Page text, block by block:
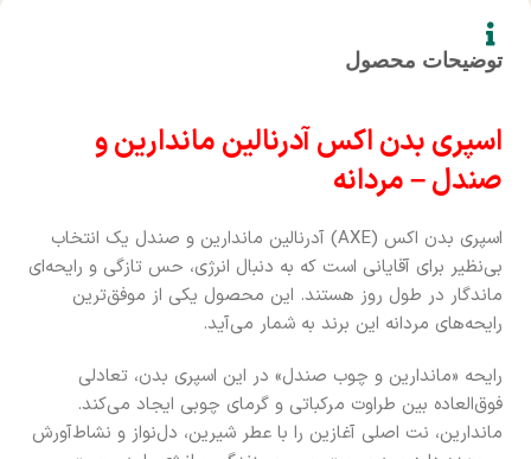
توضیحات محصول
اسپری بدن اکس آدرنالین ماندارین و
صندل – مردانه
اسپری بدن اکس (AXE) آدرنالین ماندارین و صندل یک انتخاب
بی‌نظیر برای آقایانی است که به دنبال انرژی، حس تازگی و رایحه‌ای
ماندگار در طول روز هستند. این محصول یکی از موفق‌ترین
رایحه‌های مردانه این برند به شمار می‌آید.
رایحه «ماندارین و چوب صندل» در این اسپری بدن، تعادلی
فوق‌العاده بین طراوت مرکباتی و گرمای چوبی ایجاد می‌کند.
ماندارین، نت اصلی آغازین را با عطر شیرین، دل‌نواز و نشاط‌آورش